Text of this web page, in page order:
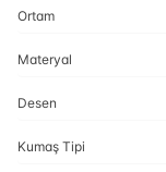
Ortam
Materyal
Desen
Kumaş Tipi